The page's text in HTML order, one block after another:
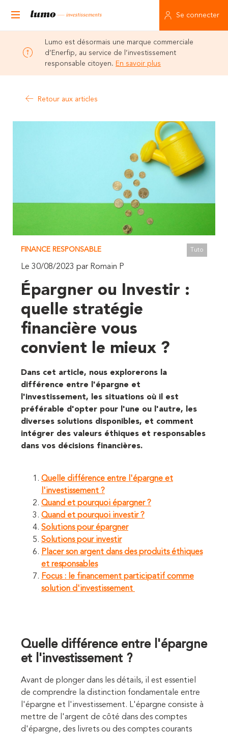
Se connecter
Lumo est désormais une marque commerciale
d’Enerfip, au service de l’investissement
responsable citoyen. En savoir plus
Retour aux articles
FINANCE RESPONSABLE Tuto
Le 30/08/2023 par Romain P
Épargner ou Investir :
quelle stratégie
financière vous
convient le mieux ?
Dans cet article, nous explorerons la
différence entre l'épargne et
l'investissement, les situations où il est
préférable d'opter pour l'une ou l'autre, les
diverses solutions disponibles, et comment
intégrer des valeurs éthiques et responsables
dans vos décisions financières.
Quelle différence entre l'épargne et
l'investissement ?
Quand et pourquoi épargner ?
Quand et pourquoi investir ?
Solutions pour épargner
Solutions pour investir
Placer son argent dans des produits éthiques
et responsables
Focus : le financement participatif comme
solution d'investissement
Quelle différence entre l'épargne
et l'investissement ?
Avant de plonger dans les détails, il est essentiel
de comprendre la distinction fondamentale entre
l'épargne et l'investissement. L'épargne consiste à
mettre de l'argent de côté dans des comptes
d'épargne, des livrets ou des comptes courants